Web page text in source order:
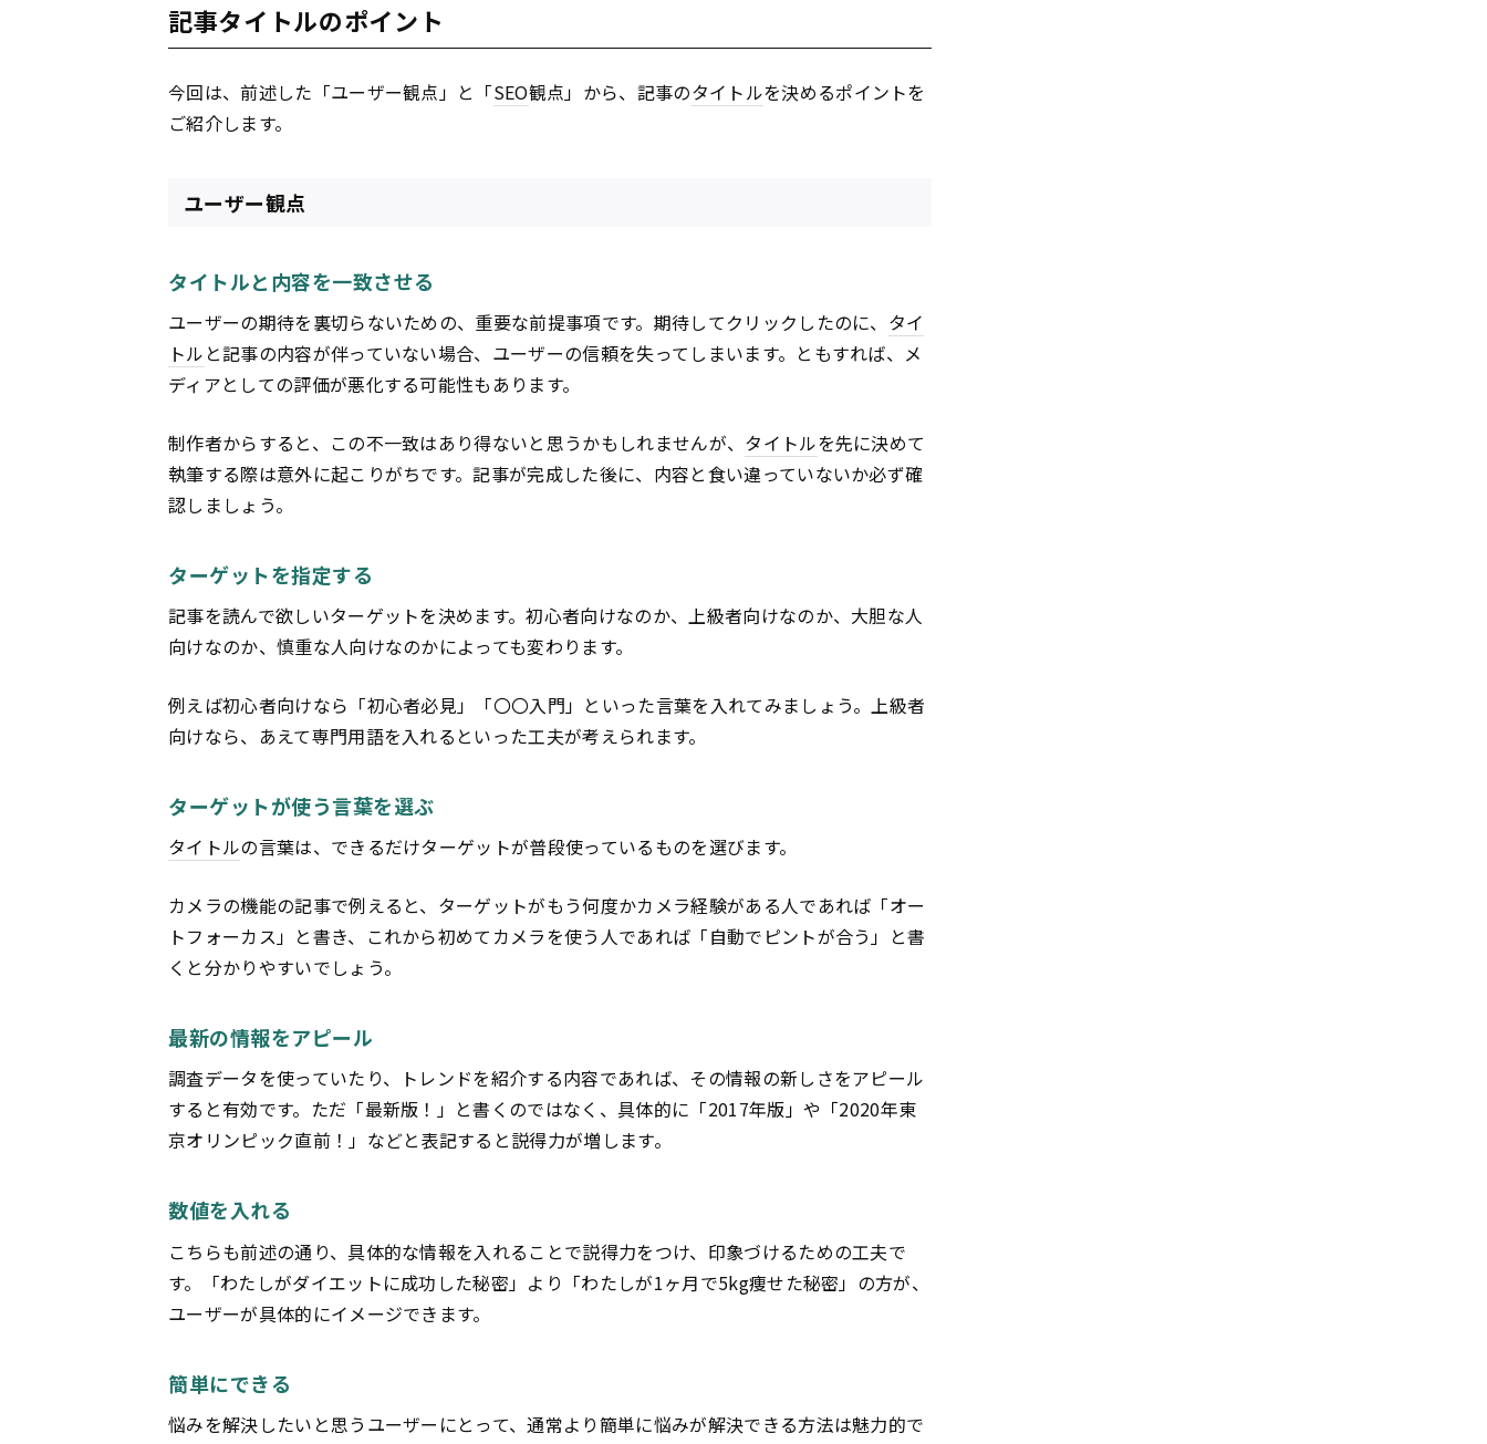
記事タイトルのポイント
今回は、前述した「ユーザー観点」と「SEO観点」から、記事のタイトルを決めるポイントを
ご紹介します。
ユーザー観点
タイトルと内容を一致させる
ユーザーの期待を裏切らないための、重要な前提事項です。期待してクリックしたのに、 タイ
トル と記事の内容が伴っていない場合、ユーザーの信頼を失ってしまいます。ともすれば、メ
ディアとしての評価が悪化する可能性もあります。
制作者からすると、この不一致はあり得ないと思うかもしれませんが、 タイトルを先に決めて
執筆する際は意外に起こりがちです。記事が完成した後に、内容と食い違っていないか必ず確
認しましょう。
ターゲットを指定する
記事を読んで欲しいターゲットを決めます。初心者向けなのか、上級者向けなのか、大胆な人
向けなのか、慎重な人向けなのかによっても変わります。
例えば初心者向けなら「初心者必見」「〇〇入門」といった言葉を入れてみましょう。上級者
向けなら、あえて専門用語を入れるといった工夫が考えられます。
ターゲットが使う言葉を選ぶ
タイトルの言葉は、できるだけターゲットが普段使っているものを選びます。
カメラの機能の記事で例えると、ターゲットがもう何度かカメラ経験がある人であれば「オー
トフォーカス」と書き、これから初めてカメラを使う人であれば「自動でピントが合う」と書
くと分かりやすいでしょう。
最新の情報をアピール
調査データを使っていたり、トレンドを紹介する内容であれば、その情報の新しさをアピール
すると有効です。ただ「最新版！」と書くのではなく、具体的に「2017年版」や「2020年東
京オリンピック直前！」などと表記すると説得力が増します。
数値を入れる
こちらも前述の通り、具体的な情報を入れることで説得力をつけ、印象づけるための工夫で
す。「わたしがダイエットに成功した秘密」より「わたしが1ヶ月で5kg痩せた秘密」の方が、
ユーザーが具体的にイメージできます。
簡単にできる
悩みを解決したいと思うユーザーにとって、通常より簡単に悩みが解決できる方法は魅力的で